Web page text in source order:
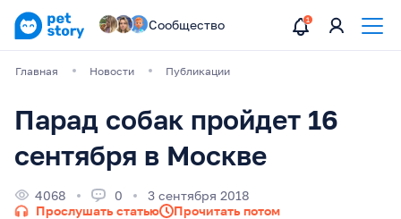
Сообщество
Главная Новости Публикации
Парад собак пройдет 16
сентября в Москве
4068 0
3 сентября 2018
Прослушать статью
Прочитать потом